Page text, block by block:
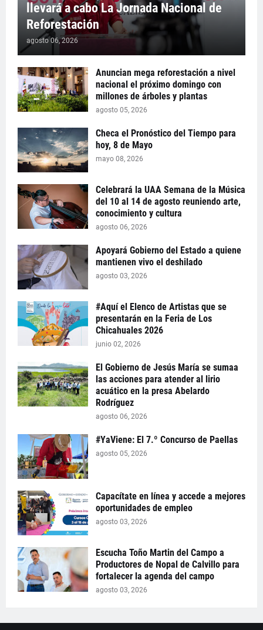
llevará a cabo La Jornada Nacional de
Reforestación
agosto 06, 2026
Anuncian mega reforestación a nivel
nacional el próximo domingo con
millones de árboles y plantas
agosto 05, 2026
Checa el Pronóstico del Tiempo para
hoy, 8 de Mayo
mayo 08, 2026
Celebrará la UAA Semana de la Música
del 10 al 14 de agosto reuniendo arte,
conocimiento y cultura
agosto 06, 2026
Apoyará Gobierno del Estado a quiene
mantienen vivo el deshilado
agosto 03, 2026
#Aquí el Elenco de Artistas que se
presentarán en la Feria de Los
Chicahuales 2026
junio 02, 2026
El Gobierno de Jesús María se sumaa
las acciones para atender al lirio
acuático en la presa Abelardo
Rodríguez
agosto 06, 2026
#YaViene: El 7.º Concurso de Paellas
agosto 05, 2026
Capacítate en línea y accede a mejores
oportunidades de empleo
agosto 03, 2026
Escucha Toño Martin del Campo a
Productores de Nopal de Calvillo para
fortalecer la agenda del campo
agosto 03, 2026